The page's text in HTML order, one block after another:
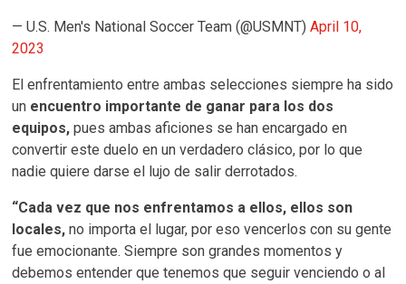
— U.S. Men's National Soccer Team (@USMNT)April 10,
2023
El enfrentamiento entre ambas selecciones siempre ha sido
un encuentro importante de ganar para los dos
equipos, pues ambas aficiones se han encargado en
convertir este duelo en un verdadero clásico, por lo que
nadie quiere darse el lujo de salir derrotados.
“Cada vez que nos enfrentamos a ellos, ellos son
locales, no importa el lugar, por eso vencerlos con su gente
fue emocionante. Siempre son grandes momentos y
debemos entender que tenemos que seguir venciendo o al